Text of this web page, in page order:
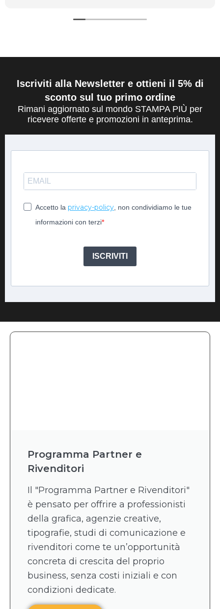
Iscriviti alla Newsletter e ottieni il 5% di
sconto sul tuo primo ordine
Rimani aggiornato sul mondo STAMPA PIÙ per
ricevere offerte e promozioni in anteprima.
Accetto la privacy-policy , non condividiamo le tue
informazioni con terzi
ISCRIVITI
Programma Partner e
Rivenditori
Il "Programma Partner e Rivenditori"
è pensato per offrire a professionisti
della grafica, agenzie creative,
tipografie, studi di comunicazione e
rivenditori come te un’opportunità
concreta di crescita del proprio
business, senza costi iniziali e con
condizioni dedicate.